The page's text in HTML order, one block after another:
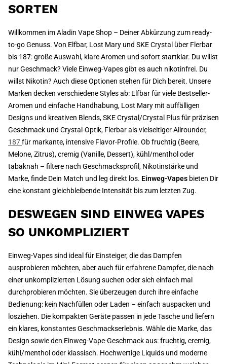
SORTEN
Willkommen im Aladin Vape Shop – Deiner Abkürzung zum ready-
to-go Genuss. Von Elfbar, Lost Mary und SKE Crystal über Flerbar
bis 187: große Auswahl, klare Aromen und sofort startklar. Du willst
nur Geschmack? Viele Einweg-Vapes gibt es auch nikotinfrei. Du
willst Nikotin? Auch diese Optionen stehen für Dich bereit. Unsere
Marken decken verschiedene Styles ab: Elfbar für viele Bestseller-
Aromen und einfache Handhabung, Lost Mary mit auffälligen
Designs und kreativen Blends, SKE Crystal/Crystal Plus für präzisen
Geschmack und Crystal-Optik, Flerbar als vielseitiger Allrounder,
187für markante, intensive Flavor-Profile. Ob fruchtig (Beere,
Melone, Zitrus), cremig (Vanille, Dessert), kühl/menthol oder
tabaknah – filtere nach Geschmacksprofil, Nikotinstärke und
Marke, finde Dein Match und leg direkt los. Einweg-Vapes bieten Dir
eine konstant gleichbleibende Intensität bis zum letzten Zug.
DESWEGEN SIND EINWEG VAPES
SO UNKOMPLIZIERT
Einweg-Vapes sind ideal für Einsteiger, die das Dampfen
ausprobieren möchten, aber auch für erfahrene Dampfer, die nach
einer unkomplizierten Lösung suchen oder sich einfach mal
durchprobieren möchten. Sie überzeugen durch ihre einfache
Bedienung: kein Nachfüllen oder Laden – einfach auspacken und
losziehen. Die kompakten Geräte passen in jede Tasche und liefern
ein klares, konstantes Geschmackserlebnis. Wähle die Marke, das
Design sowie den Einweg-Vape-Geschmack aus: fruchtig, cremig,
kühl/menthol oder klassisch. Hochwertige Liquids und moderne